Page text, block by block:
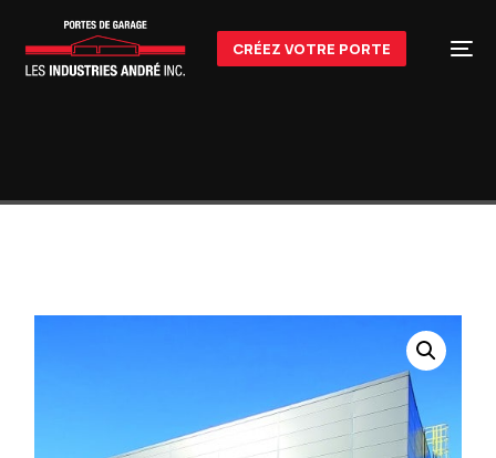
CRÉEZ VOTRE PORTE